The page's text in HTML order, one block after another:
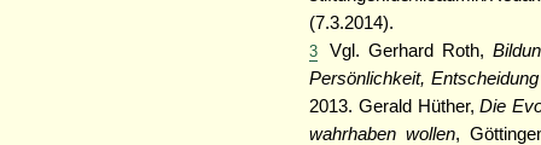
(7.3.2014).
3 Vgl. Gerhard Roth,
Persönlichkeit,
2013. Gerald Hüther,Die
wahrhaben wollen,